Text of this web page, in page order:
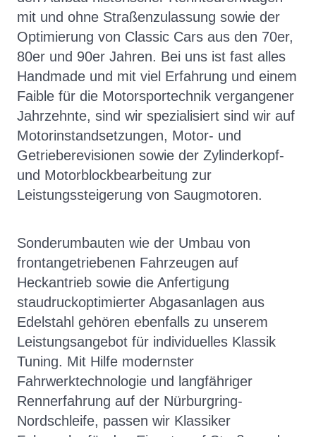
mit und ohne Straßenzulassung sowie der
Optimierung von Classic Cars aus den 70er,
80er und 90er Jahren. Bei uns ist fast alles
Handmade und mit viel Erfahrung und einem
Faible für die Motorsportechnik vergangener
Jahrzehnte, sind wir spezialisiert sind wir auf
Motorinstandsetzungen, Motor- und
Getrieberevisionen sowie der Zylinderkopf-
und Motorblockbearbeitung zur
Leistungssteigerung von Saugmotoren.
Sonderumbauten wie der Umbau von
frontangetriebenen Fahrzeugen auf
Heckantrieb sowie die Anfertigung
staudruckoptimierter Abgasanlagen aus
Edelstahl gehören ebenfalls zu unserem
Leistungsangebot für individuelles Klassik
Tuning. Mit Hilfe modernster
Fahrwerktechnologie und langfähriger
Rennerfahrung auf der Nürburgring-
Nordschleife, passen wir Klassiker